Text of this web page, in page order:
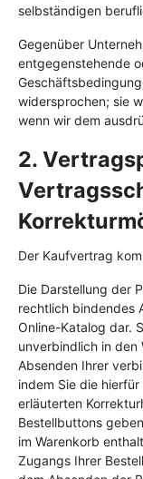
selbständigen
Gegenüber
entgegenstehende
widersprochen; sie
wenn wir dem
2.
Der Kaufvertrag
Die Darstellung der
rechtlich bindendes
Online-Katalog dar.
unverbindlich in den
Absenden Ihrer
indem Sie die
erläuterten
Bestellbuttons
im Warenkorb
Zugangs Ihrer